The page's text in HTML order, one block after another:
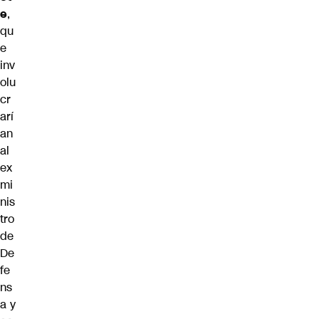
e,
qu
e
inv
olu
cr
arí
an
al
ex
mi
nis
tro
de
De
fe
ns
a y